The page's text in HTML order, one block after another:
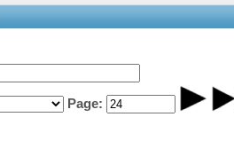
Page: